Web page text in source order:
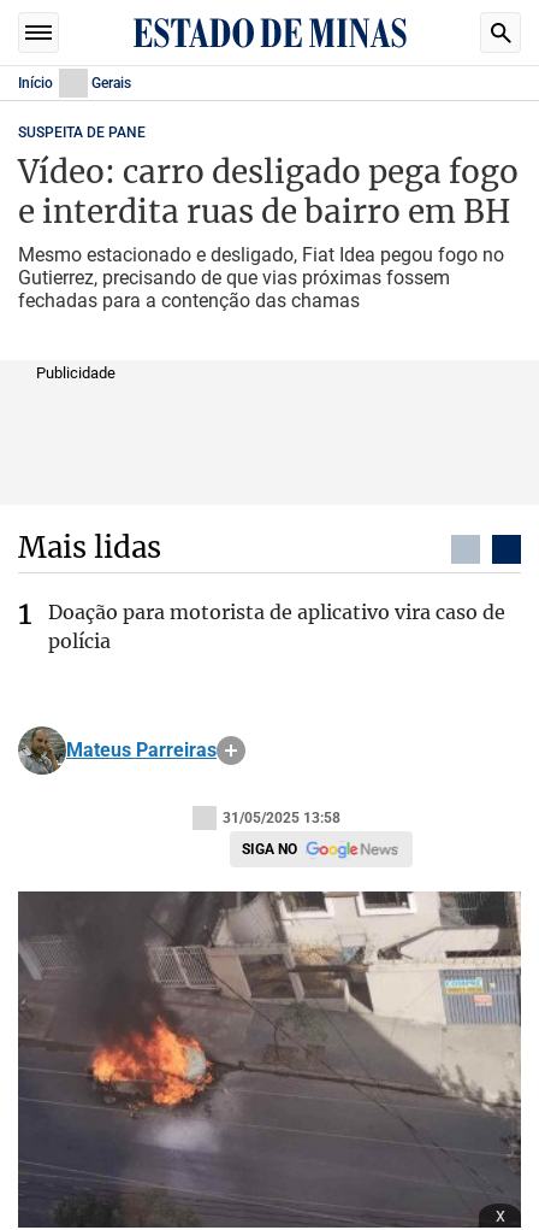
Início Gerais
SUSPEITA DE PANE
Vídeo: carro desligado pega fogo
e interdita ruas de bairro em BH
Mesmo estacionado e desligado, Fiat Idea pegou fogo no
Gutierrez, precisando de que vias próximas fossem
fechadas para a contenção das chamas
Publicidade
Mais lidas
Doação para motorista de aplicativo vira caso de
polícia
Mateus Parreiras
31/05/2025 13:58
SIGA NO
x